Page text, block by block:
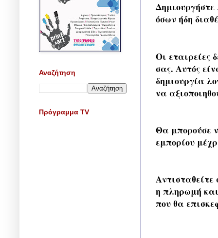
όσων ήδη
Οι εταιρείες
σας. Αυτός
δημιουργία
να
Θα μπορούσε
εμπορίου
η πληρωμή
που θα
Αναζήτηση
Πρόγραμμα TV